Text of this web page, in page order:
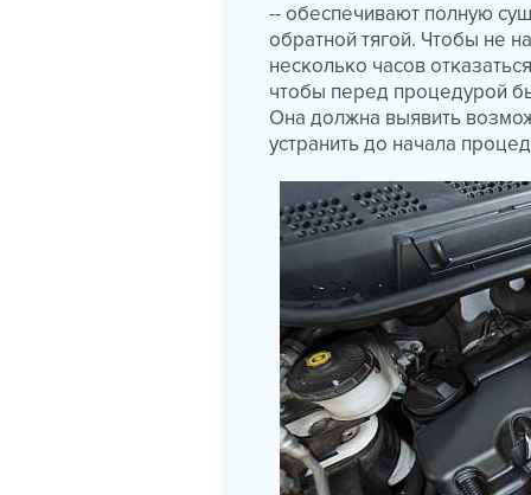
-- обеспечивают полную
обратной тягой. Чтобы не
несколько часов
чтобы перед процедурой
Она должна выявить
устранить до начала